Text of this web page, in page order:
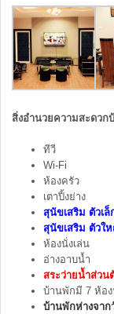
สิ่งอำนวยความสะดว
ทีวี
Wi-Fi
ห้องครัว
เตาปิ้งย่าง
สุนัขเสริม ตัวเ
สุนัขเสริม ตัวใ
ห้องนั่งเล่น
อ่างอาบน้ำ
สระว่ายน้ำส่วน
บ้านพักมี 7 ห้อ
บ้านพักห่างจา